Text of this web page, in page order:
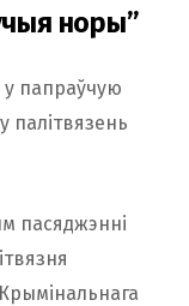
норы”
у папраўчую
палітвязень
пасяджэнні